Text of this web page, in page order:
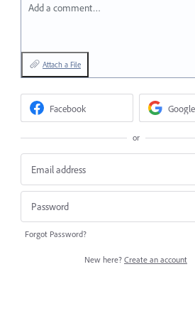
Add a comment…
Attach a File
Facebook Google
or
Forgot Password?
New here? Create an account